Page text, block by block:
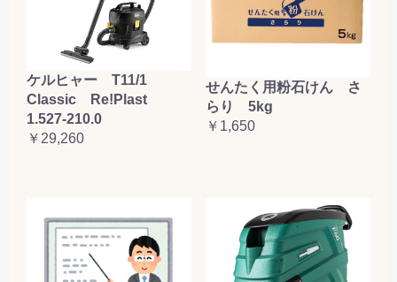
ケルヒャー T11/1
Classic Re!Plast
1.527-210.0
￥29,260
せんたく用粉石けん さ
らり 5kg
￥1,650